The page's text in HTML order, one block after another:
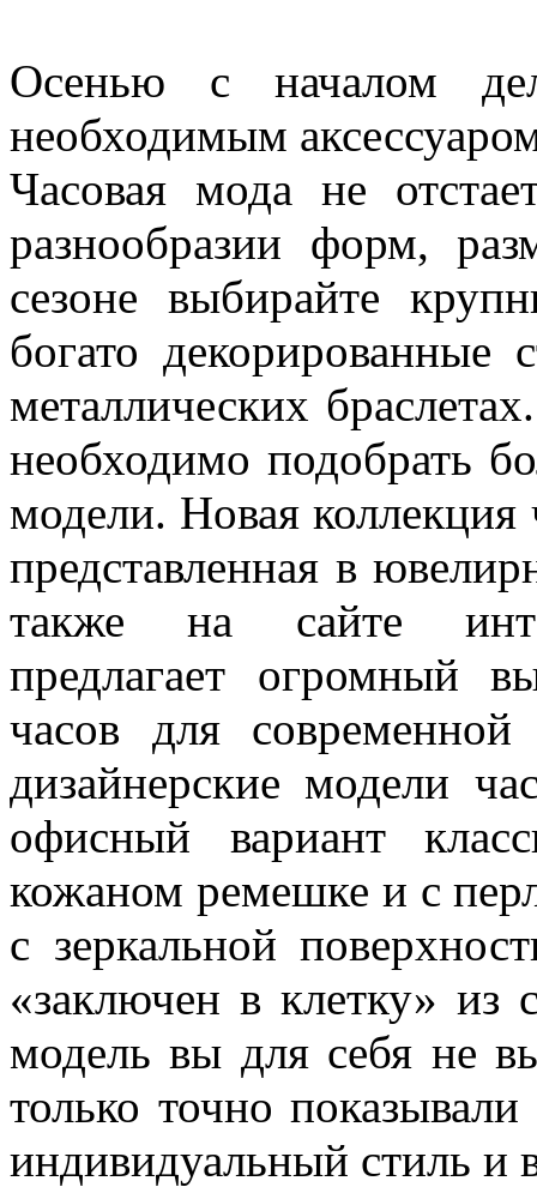
Осенью с началом
необходимым
Часовая мода не
разнообразии форм,
сезоне выбирайте
богато
металлических
необходимо подобрать
модели. Новая
представленная в
также на сайте
предлагает огромный
часов для
дизайнерские модели
офисный вариант
кожаном ремешке и с
с зеркальной
«заключен в клетку»
модель вы для себя не
только точно
индивидуальный стиль и